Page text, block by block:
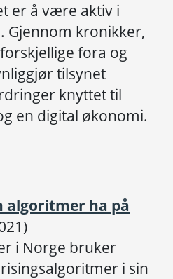
er å være aktiv i
Gjennom kronikker,
fora og
tilsynet
knyttet til
en digital økonomi.
algoritmer ha på
i Norge bruker
i sin